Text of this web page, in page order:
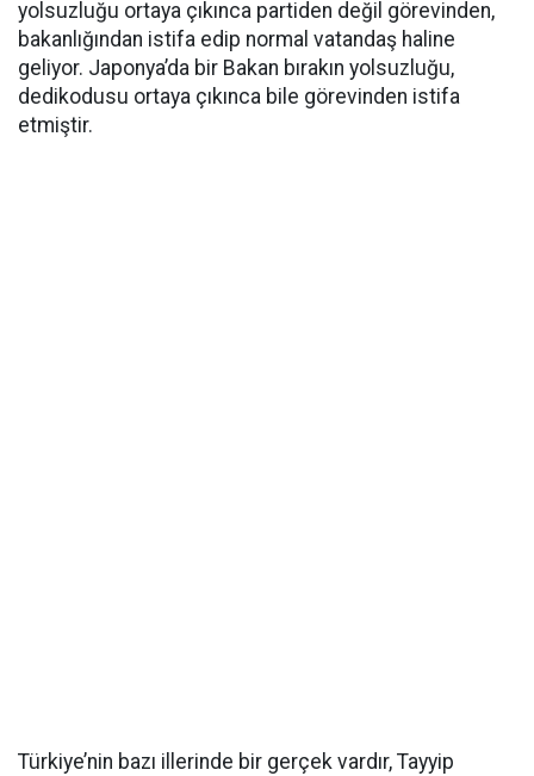
yolsuzluğu ortaya çıkınca partiden değil görevinden,
bakanlığından istifa edip normal vatandaş haline
geliyor. Japonya’da bir Bakan bırakın yolsuzluğu,
dedikodusu ortaya çıkınca bile görevinden istifa
etmiştir.
Türkiye’nin bazı illerinde bir gerçek vardır, Tayyip